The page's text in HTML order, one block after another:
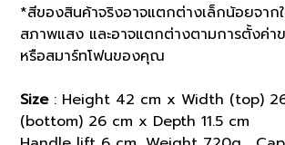
*สีของสินค้าจริงอาจแตกต่างเล็กน้อยจาก
สภาพแสง และอาจแตกต่างตามการตั้งค่า
หรือสมาร์ทโฟนของคุณ
Size: Height 42 cm x Width (top)
(bottom) 26 cm x Depth 11.5 cm